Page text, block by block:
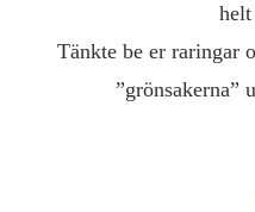
Tänkte be er raringar
”grönsakerna”